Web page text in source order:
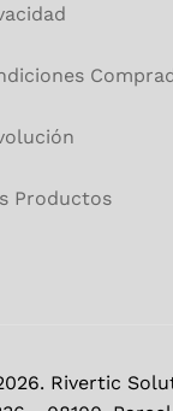
Productos
Rivertic